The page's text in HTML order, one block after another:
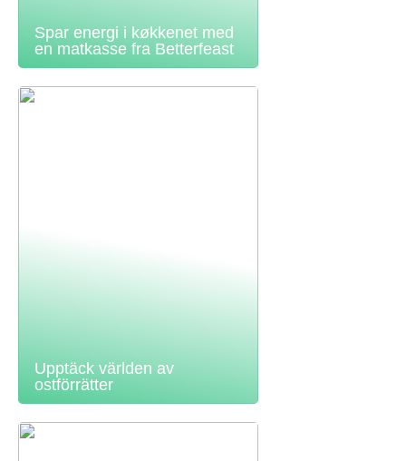
Spar energi i køkkenet med
en matkasse fra Betterfeast
Upptäck världen av
ostförrätter